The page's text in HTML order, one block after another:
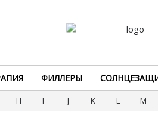
ФИЛЛЕРЫ
H I J K L M